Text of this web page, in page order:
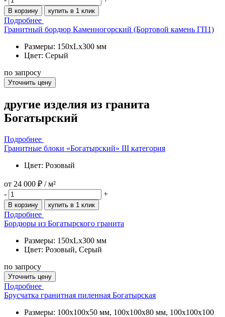
В корзину купить в 1 клик
Подробнее
Гранитный бордюр Каменногорский (Бортовой камень ГП1)
Размеры: 150xLx300 мм
Цвет: Серый
по запросу
Уточнить цену
другие изделия из гранита
Богатырский
Подробнее
Гранитные блоки «Богатырский» III категория
Цвет: Розовый
от 24 000 ₽ / м²
-
+
В корзину купить в 1 клик
Подробнее
Бордюры из Богатырского гранита
Размеры: 150xLx300 мм
Цвет: Розовый, Серый
по запросу
Уточнить цену
Подробнее
Брусчатка гранитная пиленная Богатырская
Размеры: 100x100x50 мм, 100x100x80 мм, 100x100x100